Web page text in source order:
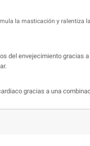
la masticación y
del envejecimiento gracias
gracias a una